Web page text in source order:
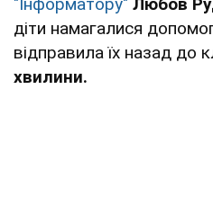
"Інформатору" Любов
діти намагалися
відправила їх назад до
хвилини.